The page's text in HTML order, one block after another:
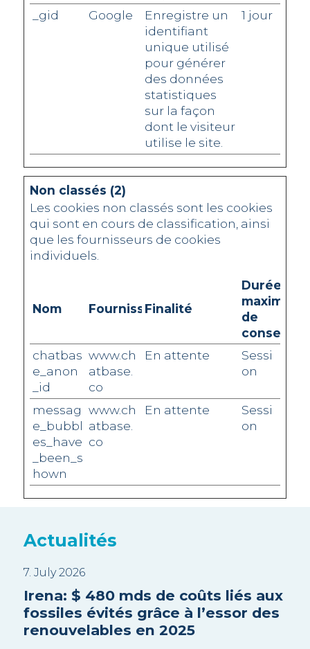
_gid Google
Enregistre un
identifiant
unique utilisé
pour générer
des données
statistiques
sur la façon
dont le visiteur
utilise le site.
1 jour
Non classés (2)
Les cookies non classés sont les cookies
qui sont en cours de classification, ainsi
que les fournisseurs de cookies
individuels.
Nom FournisseurFinalité
Durée
maximale
de
chatbas
e_anon
_id
www.ch
atbase.
co
En attente
Sessi
on
messag
e_bubbl
es_have
_been_s
hown
www.ch
atbase.
co
En attente
Sessi
on
Actualités
7. July 2026
Irena: $ 480 mds de coûts liés aux
fossiles évités grâce à l’essor des
renouvelables en 2025